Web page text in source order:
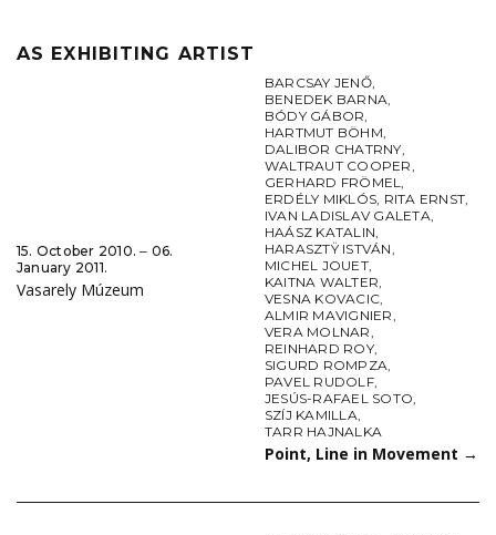
AS EXHIBITING ARTIST
15. October 2010. ‒ 06.
January 2011.
Vasarely Múzeum
BARCSAY JENŐ,
BENEDEK BARNA,
BÓDY GÁBOR,
HARTMUT BÖHM,
DALIBOR CHATRNY,
WALTRAUT COOPER,
GERHARD FRÖMEL,
ERDÉLY MIKLÓS, RITA ERNST,
IVAN LADISLAV GALETA,
HAÁSZ KATALIN,
HARASZTŸ ISTVÁN,
MICHEL JOUET,
KAITNA WALTER,
VESNA KOVACIC,
ALMIR MAVIGNIER,
VERA MOLNAR,
REINHARD ROY,
SIGURD ROMPZA,
PAVEL RUDOLF,
JESÚS-RAFAEL SOTO,
SZÍJ KAMILLA,
TARR HAJNALKA
Point, Line in Movement →